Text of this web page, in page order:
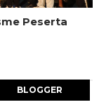
Peserta
BLOGGER